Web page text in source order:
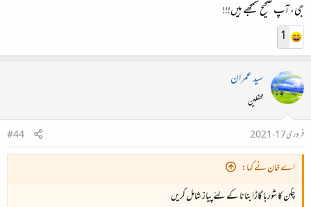
جی، آپ صحیح سمجھے ہیں!!!
1
سید عمران
محفلین
فروری 17، 2021
#44
اے خان نے کہا:
چکن کا شوربا گاڑا بنانا کے لئے پیاز شامل کریں